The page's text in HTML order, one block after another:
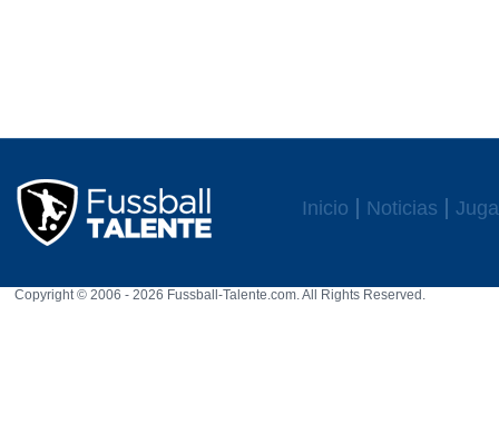
Inicio Noticias
Copyright © 2006 - 2026 Fussball-Talente.com. All Rights Reserved.